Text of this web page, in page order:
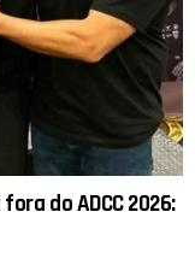
do ADCC 2026: